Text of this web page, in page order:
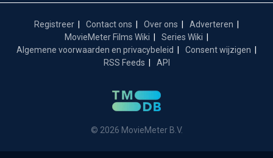
Registreer Contact ons Over ons
Adverteren
MovieMeter Films Wiki
Series Wiki
Algemene voorwaarden en privacybeleid
Consent wijzigen
RSS Feeds
API
© 2026 MovieMeter B.V.